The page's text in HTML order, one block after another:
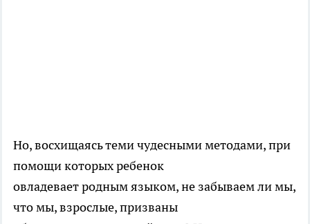
Но, восхищаясь теми чудесными методами, при
помощи которых ребенок
овладевает родным языком, не забываем ли мы,
что мы, взрослые, призваны